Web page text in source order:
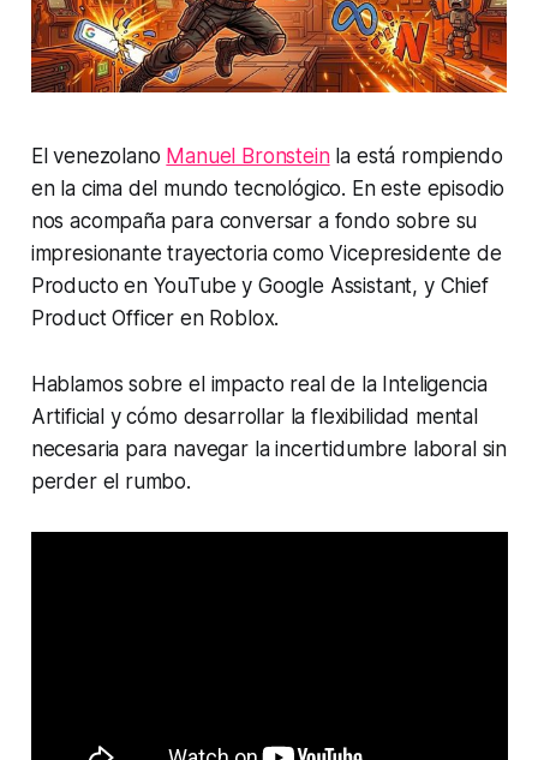
El venezolano Manuel Bronsteinla está rompiendo
en la cima del mundo tecnológico. En este episodio
nos acompaña para conversar a fondo sobre su
impresionante trayectoria como Vicepresidente de
Producto en YouTube y Google Assistant, y Chief
Product Officer en Roblox.
Hablamos sobre el impacto real de la Inteligencia
Artificial y cómo desarrollar la flexibilidad mental
necesaria para navegar la incertidumbre laboral sin
perder el rumbo.